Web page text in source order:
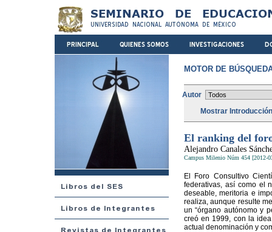
MOTOR DE
Autor
Mostrar
El ranking del
Alejandro Canales
Campus Milenio Núm 454 [2012-
El Foro Consultivo
federativas, así como el
deseable, meritoria e
realiza, aunque resulte
un “órgano autónomo y
creó en 1999, con la
actual denominación y